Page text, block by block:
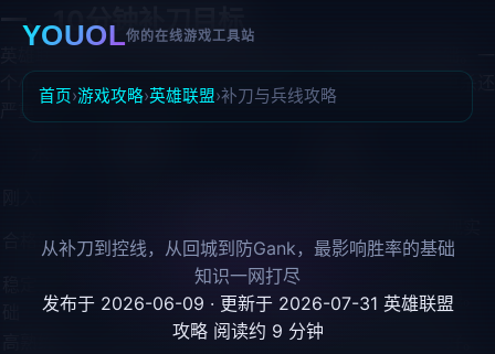
YOUOL你的在线游戏工具站
首页›游戏攻略›英雄联盟›补刀与兵线攻略
从补刀到控线，从回城到防Gank，最影响胜率的基础
知识一网打尽
发布于 2026-06-09 · 更新于 2026-07-31 英雄联盟
攻略 阅读约 9 分钟
一、10分钟补刀目标
个小兵平均金币不低，前期漏两三波兵，经济差可能比被单杀还
严重。
合格新手
55-65刀
目标。
70刀以上 说明你开始能兼顾补刀、换血和兵线。
需要控线、回城和压制都做得比较好。